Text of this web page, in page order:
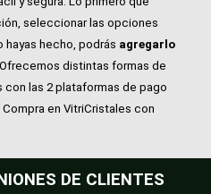
seleccionar las opciones
hayas hecho, podrás agregarlo
distintas formas de
las 2 plataformas de pago
Compra en VitriCristales con
DE CLIENTES